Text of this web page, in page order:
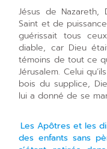
Jésus de Nazareth,
Saint et de
guérissait tous
diable, car Dieu
témoins de tout ce
Jérusalem. Celui
bois du supplice,
lui a donné de se
Les Apôtres et les
des enfants sans